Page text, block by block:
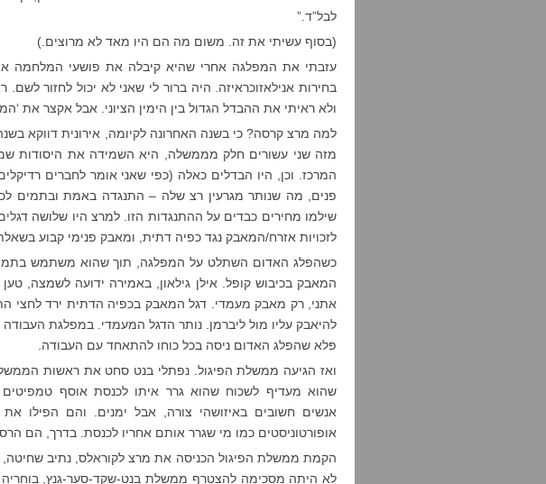
לבל”ד.”
(בסוף עשיתי את זה. משום מה הם היו מאד לא מרוצים.)
עזבתי את המפלגה אחרי שהיא קיבלה את פושעי המלחמה
בחירות אנילאזוכראיזה. היה ברור לי שאני לא יכול לחזור לשם.
ולא ראיתי את ההבדל הגדול בין הימין הציוני. אבל אקצר את
למה מרצ קרסה? כי בשנה האחרונה לקיומה, אירונית דווקא
מזה שני עשורים חלק מממשלה, היא השמידה את היסודות
המרכז. וכן, היו הבדלים כאלה (כפי שאני אומר לחברים
פנים, מה שנותר מגרעין רצ שלה – התנגדה באמת ובתמים
שילמו מחירים כבדים על ההתנגדות הזו. למרצ היו שלושה
לזכויות אזרח/המאבק נגד כפיה דתית, ומאבק פנימי קבוע בשאלת
כשהפלג האדום השתלט על המפלגה, תוך שהוא משתמש בתמי
המאבק בכיבוש קופל. אילן גילאון, באמירה ידועה לשמצה,
אתני, רק מאבק מעמדי. דגל המאבק בכפיה הדתית ירד לחצי
להיאבק עליו מול ליברמן. נותר הדגל המעמדי. במפלגת
פלא שהפלג האדום ניסה בכל כוחו להתאחד עם העבודה.
ואז הגיעה ממשלת הפיגול. נפתלי בנט סחט את ראשות
שהוא מעדיף לשכוח שהוא גרר איתו לכנסת אוסף
אנשים חשובים באיזושהי צורה, אבל ימנים. והם הפילו
אופורטוניסטים כמו מי שגרר אותם אחריו לכנסת. בדרך, הם
הקמת ממשלת הפיגול הכניסה את מרצ לקוראלס, נתיב שחיטה,
לא היתה מסכימה להצטרף ממשלת בנט-שקד-סער-גנץ, בוחריה